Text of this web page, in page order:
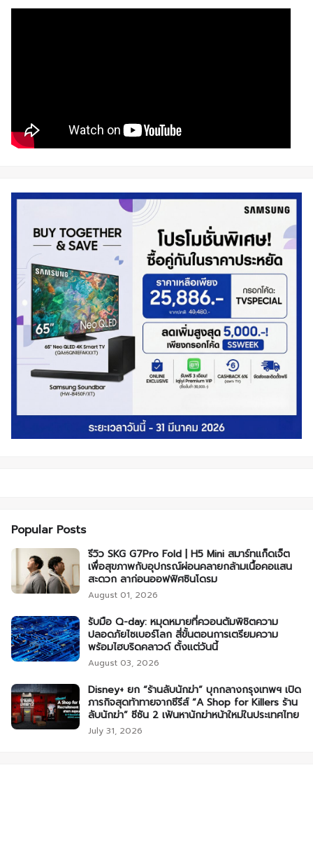
Popular Posts
รีวิว SKG G7Pro Fold | H5 Mini สมาร์ทแก็ดเจ็ต
เพื่อสุขภาพกับอุปกรณ์ผ่อนคลายกล้ามเนื้อคอแสน
สะดวก ลาก่อนออฟฟิศซินโดรม
August 01, 2026
รับมือ Q-day: หมุดหมายที่ควอนตัมพิชิตความ
ปลอดภัยไซเบอร์โลก สี่ขั้นตอนการเตรียมความ
พร้อมไฮบริดคลาวด์ ตั้งแต่วันนี้
August 03, 2026
Disney+ ยก “ร้านลับนักฆ่า” บุกกลางกรุงเทพฯ เปิด
ภารกิจสุดท้าทายจากซีรีส์ “A Shop for Killers ร้าน
ลับนักฆ่า” ซีซัน 2 เฟ้นหานักฆ่าหน้าใหม่ในประเทศไทย
July 31, 2026